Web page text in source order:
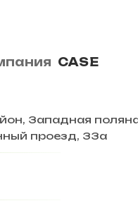
CASE
Западная
проезд, 33а